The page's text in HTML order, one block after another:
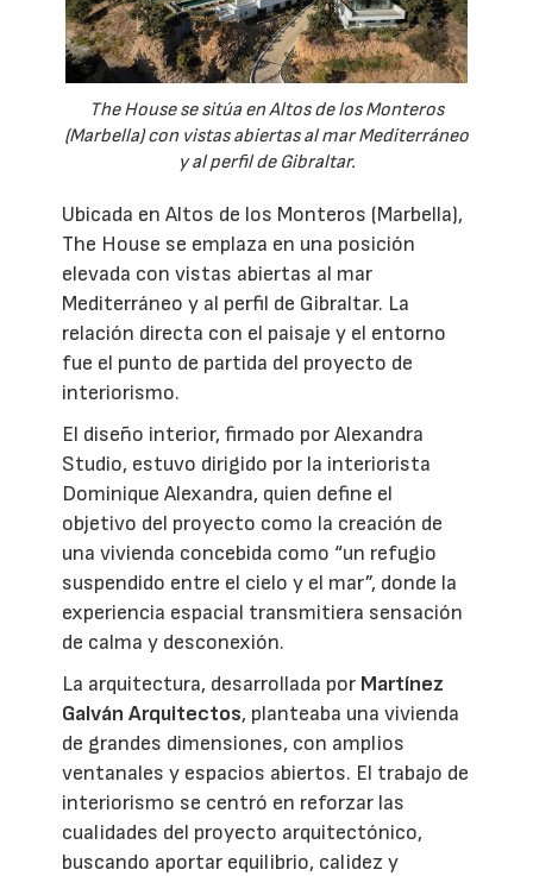
The House se sitúa en Altos de los Monteros
(Marbella) con vistas abiertas al mar Mediterráneo
y al perfil de Gibraltar.
Ubicada en Altos de los Monteros (Marbella),
The House se emplaza en una posición
elevada con vistas abiertas al mar
Mediterráneo y al perfil de Gibraltar. La
relación directa con el paisaje y el entorno
fue el punto de partida del proyecto de
interiorismo.
El diseño interior, firmado por Alexandra
Studio, estuvo dirigido por la interiorista
Dominique Alexandra, quien define el
objetivo del proyecto como la creación de
una vivienda concebida como “un refugio
suspendido entre el cielo y el mar”, donde la
experiencia espacial transmitiera sensación
de calma y desconexión.
La arquitectura, desarrollada por Martínez
Galván Arquitectos, planteaba una vivienda
de grandes dimensiones, con amplios
ventanales y espacios abiertos. El trabajo de
interiorismo se centró en reforzar las
cualidades del proyecto arquitectónico,
buscando aportar equilibrio, calidez y